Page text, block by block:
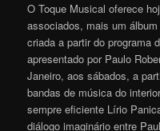
O Toque Musical oferece
associados, mais um
criada a partir do programa
apresentado por Paulo
Janeiro, aos sábados, a
bandas de música do
sempre eficiente Lírio
diálogo imaginário entre